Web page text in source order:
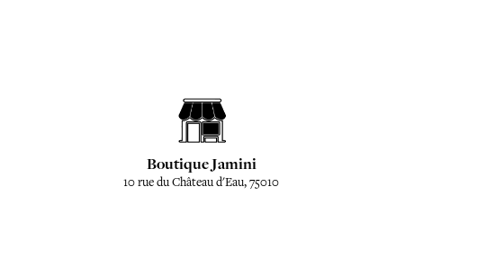
Boutique Jamini
10 rue du Château d'Eau, 75010